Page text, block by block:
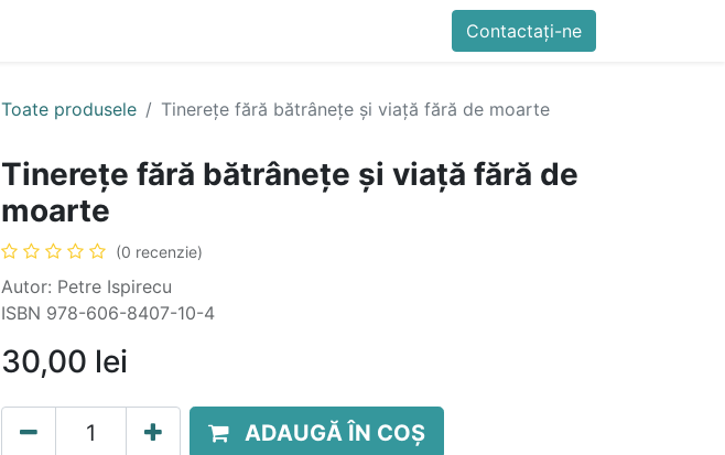
Contactați-ne Generator QR
Contactați-ne
Toate produsele Tinerețe fără bătrânețe și viață fără de moarte
Tinerețe fără bătrânețe și viață fără de
moarte
(0 recenzie)
Autor: Petre Ispirecu
ISBN 978-606-8407-10-4
30,00 lei
ADAUGĂ ÎN COȘ